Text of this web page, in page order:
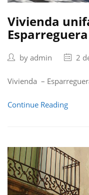
Vivienda
Esparreguera
by admin 2
Vivienda –
Continue Reading